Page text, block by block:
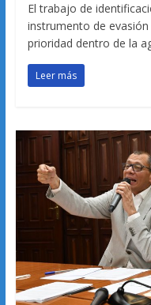
El trabajo de
instrumento de
prioridad dentro de la
Leer más